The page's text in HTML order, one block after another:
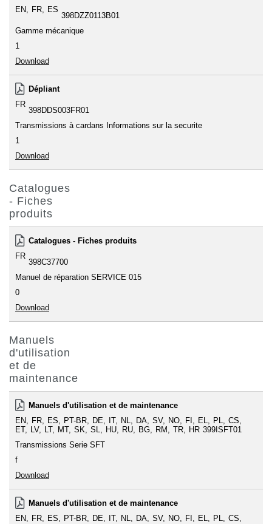
EN FR ES
398DZZ0113B01
Gamme mécanique
1
Download
Dépliant
FR
398DDS003FR01
Transmissions à cardans Informations sur la securite
1
Download
Catalogues
- Fiches
produits
Catalogues - Fiches produits
FR
398C37700
Manuel de réparation SERVICE 015
0
Download
Manuels
d'utilisation
et de
maintenance
Manuels d'utilisation et de maintenance
EN
FR ES PT-BR DE IT NL DA SV NO FI EL PL CS
ET
LV LT MT SK SL HU RU BG RM TR HR 399ISFT01
Transmissions Serie SFT
f
Download
Manuels d'utilisation et de maintenance
EN
FR ES PT-BR DE IT NL DA SV NO FI EL PL CS